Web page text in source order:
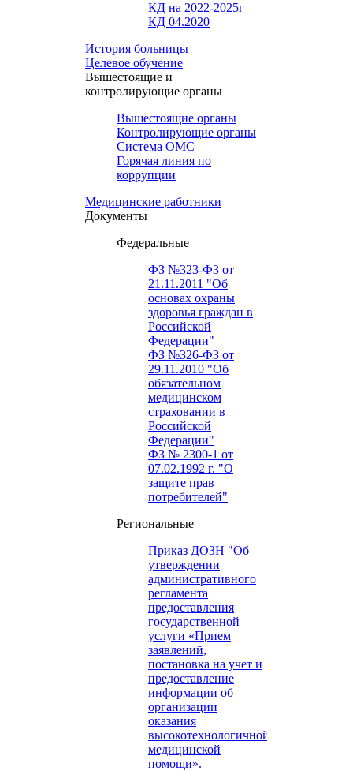
КД на 2022-2025г
КД 04.2020
История больницы
Целевое обучение
Вышестоящие и
контролирующие органы
Вышестоящие органы
Контролирующие органы
Система ОМС
Горячая линия по
коррупции
Медицинские работники
Документы
Федеральные
ФЗ №323-ФЗ от
21.11.2011 "Об
основах охраны
здоровья граждан в
Российской
Федерации"
ФЗ №326-ФЗ от
29.11.2010 "Об
обязательном
медицинском
страховании в
Российской
Федерации"
ФЗ № 2300-1 от
07.02.1992 г. "О
защите прав
потребителей"
Региональные
Приказ ДОЗН "Об
утверждении
административного
регламента
предоставления
государственной
услуги «Прием
заявлений,
постановка на учет и
предоставление
информации об
организации
оказания
высокотехнологичной
медицинской
помощи».